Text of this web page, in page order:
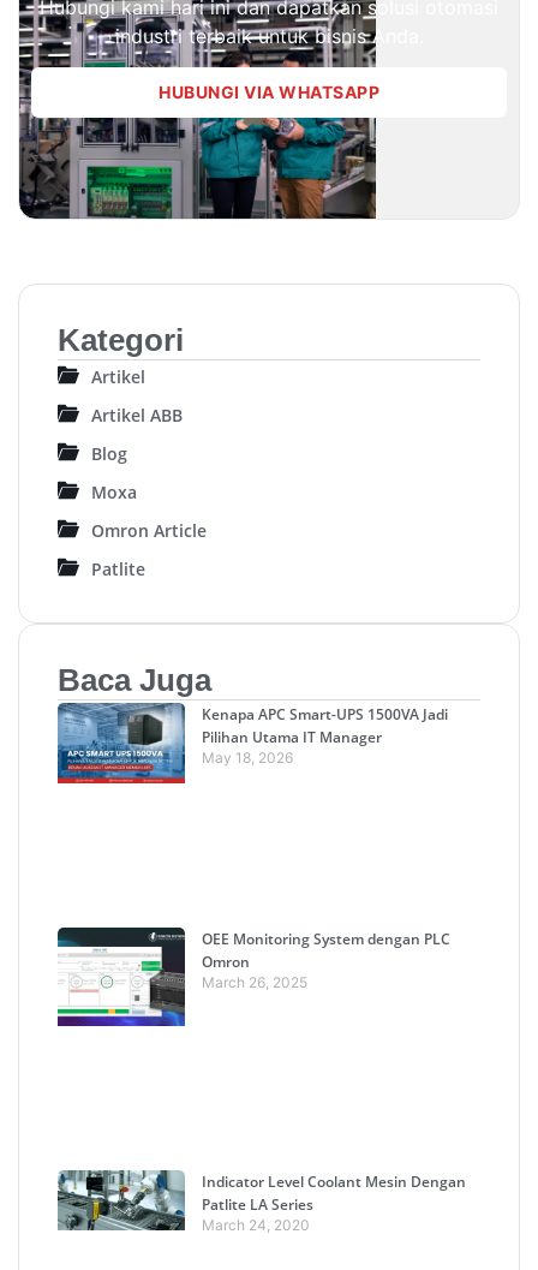
Hubungi kami hari ini dan dapatkan solusi otomasi
industri terbaik untuk bisnis Anda.
HUBUNGI VIA WHATSAPP
Kategori
Artikel
Artikel ABB
Blog
Moxa
Omron Article
Patlite
Baca Juga
Kenapa APC Smart-UPS 1500VA Jadi
Pilihan Utama IT Manager
May 18, 2026
OEE Monitoring System dengan PLC
Omron
March 26, 2025
Indicator Level Coolant Mesin Dengan
Patlite LA Series
March 24, 2020